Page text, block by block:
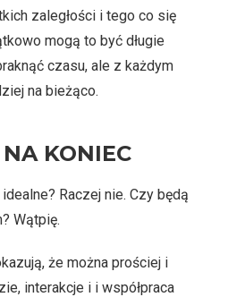
zaległości i tego co się
mogą to być długie
czasu, ale z każdym
na bieżąco.
KONIEC
Raczej nie. Czy będą
Wątpię.
że można prościej i
interakcje i i współpraca